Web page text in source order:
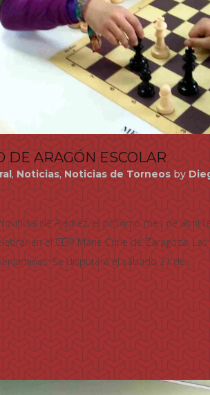
DE ARAGÓN ESCOLAR
, Noticias,Noticias de Torneos by
de Ajedrez, el próximo mes de abril
en el CEIP Marie Curie de Zaragoza.
Se disputará el sábado 21 de...